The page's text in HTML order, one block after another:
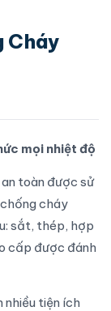
Cháy
mọi nhiệt độ
toàn được sử
cháy
sắt, thép, hợp
cấp được đánh
nhiều tiện ích